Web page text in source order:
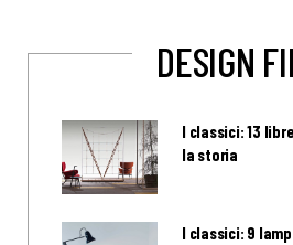
DESIGN
I classici: 13
la storia
I classici: 9